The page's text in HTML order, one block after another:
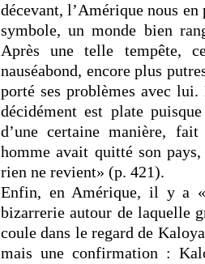
décevant, l’Amérique nous
symbole, un monde bien
Après une telle tempête,
nauséabond, encore plus
porté ses problèmes avec
décidément est plate
d’une certaine manière,
homme avait quitté son
rien ne revient» (p. 421).
Enfin, en Amérique, il y a
bizarrerie autour de laquelle
coule dans le regard de
mais une confirmation :